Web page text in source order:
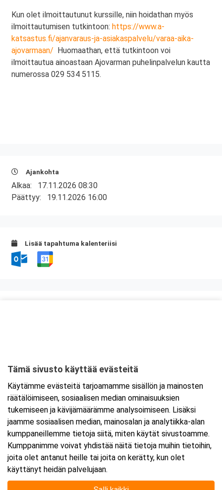
Kun olet ilmoittautunut kurssille, niin hoidathan myös
ilmoittautumisen tutkintoon: https://www.a-
katsastus.fi/ajanvaraus-ja-asiakaspalvelu/varaa-aika-
ajovarmaan/ Huomaathan, että tutkintoon voi
ilmoittautua ainoastaan Ajovarman puhelinpalvelun kautta
numerossa 029 534 5115.
Ajankohta
Alkaa: 17.11.2026 08:30
Päättyy: 19.11.2026 16:00
Lisää tapahtuma kalenteriisi
Tarkempi kartta ja ajo-ohjeet
Tämä sivusto käyttää evästeitä
Käytämme evästeitä tarjoamamme sisällön ja mainosten
räätälöimiseen, sosiaalisen median ominaisuuksien
tukemiseen ja kävijämäärämme analysoimiseen. Lisäksi
jaamme sosiaalisen median, mainosalan ja analytiikka-alan
kumppaneillemme tietoja siitä, miten käytät sivustoamme.
Kumppanimme voivat yhdistää näitä tietoja muihin tietoihin,
joita olet antanut heille tai joita on kerätty, kun olet
käyttänyt heidän palvelujaan.